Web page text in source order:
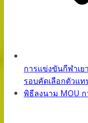
การแข่งขันกีฬาเ
รอบคัดเลือกตัวแ
พิธีลงนาม MOU